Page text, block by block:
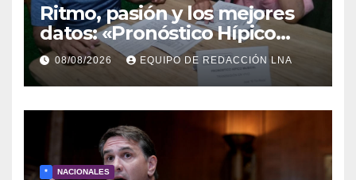
Ritmo, pasión y los mejores
datos: «Pronóstico Hípico
Musical» se adueña de los
domingos en La Poderosa
90.3 FM
08/08/2026 EQUIPO DE REDACCIÓN LNA
* NACIONALES